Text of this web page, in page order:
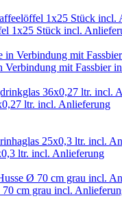
1x25 Stück incl.
Verbindung mit Fassbier
ltr. incl. Anlieferung
ltr. incl. Anlieferung
70 cm grau incl.